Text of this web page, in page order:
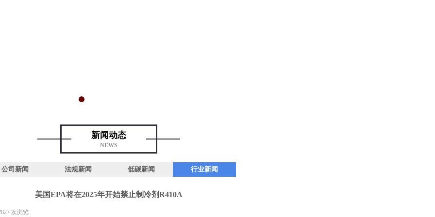
新闻动态
NEWS
公司新闻 法规新闻 低碳新闻 行业新闻
美国EPA将在2025年开始禁止制冷剂R410A
次浏览